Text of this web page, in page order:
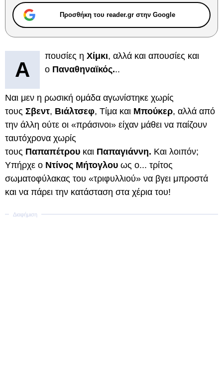
Προσθήκη του reader.gr στην Google
Α
πουσίες η Χίμκι, αλλά και απουσίες και
ο Παναθηναϊκός...
Ναι μεν η ρωσική ομάδα αγωνίστηκε χωρίς
τους Σβεντ, Βιάλτσεφ, Τίμα και Μπούκερ, αλλά από
την άλλη ούτε οι «πράσινοι» είχαν μάθει να παίζουν
ταυτόχρονα χωρίς
τους Παπαπέτρου και Παπαγιάννη. Και λοιπόν;
Υπήρχε ο Ντίνος Μήτογλου ως ο... τρίτος
σωματοφύλακας του «τριφυλλιού» να βγει μπροστά
και να πάρει την κατάσταση στα χέρια του!